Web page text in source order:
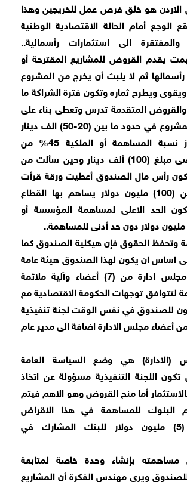
هو خلق فرص عمل للخريجين وهذا
أمام الحالة الاقتصادية الوطنية
والمفتقرة الى استثمارات رأسمالية..
يقدم القروض للمشاريع المقترحة أو
ثم لا يلبث أن يخرج من المشروع
ويطرح ثماره وتكون فترة الشراكة ما
والقروض المتقدمة تدرس وتعطى بناء على
جدوى اقتصادية للمشروع في حدود ما بين (20-50) الف دينار
في حين لا تتجاوز نسبة المساهمة أو الملكية 45% من
المشروع وبحد أقصى مبلغ (100) ألف دينار وحين سألت من
رأس مال الصندوق أعطيت ورقة قرأت
منها انه يتكون من (100) مليون دولار يساهم بها القطاع
الحد الاعلى لمساهمة المؤسسة أو
وتحفظ الحقوق فإن هيكلية الصندوق كما
اساس ان يكون لهذا الصندوق هيئة عامة
من المساهمين ومجلس ادارة من (7) أعضاء وآلية ملائمة
لتتوافق توجهات الحكومة الاقتصادية مع
للصندوق في نفس الوقت لجنة تنفيذية
أعضاء، (3) من أعضاء مجلس الادارة اضافة الى مدير عام
(الادارة) هي وضع السياسة العامة
اللجنة التنفيذية مسؤولة عن اتخاذ
أما منح القروض وهو الاهم فيتم
البنوك للمساهمة في هذا الاقراض
للصندوق بمبلغ (5) مليون دولار للبنك المشارك في
بإنشاء وحدة خاصة لمتابعة
ويرى مهندس الفكرة أن المشاريع